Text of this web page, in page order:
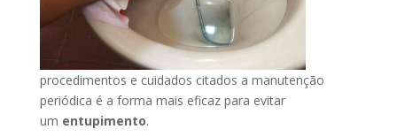
procedimentos e cuidados citados a manutenção
periódica é a forma mais eficaz para evitar
um entupimento.